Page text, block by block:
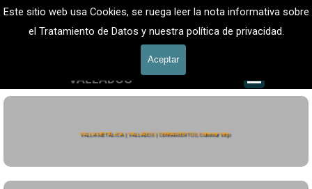
Este sitio web usa Cookies, se ruega leer la nota informativa sobre
el Tratamiento de Datos y nuestra política de privacidad.
Aceptar
Vaya al ContenidoVALLADOS METALICOS MADRID - VALLADO DE FINCAS
Valla Metálica y Vallados fincas
VALLADOS Valla Hércules
601 900 178
VALLA METÁLICA | VALLADOS | CERRAMIENTOS, Colmenar Viejo